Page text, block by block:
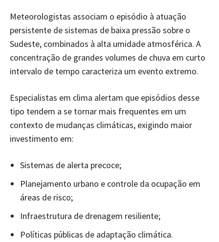
Meteorologistas associam o episódio à atuação
persistente de sistemas de baixa pressão sobre o
Sudeste, combinados à alta umidade atmosférica. A
concentração de grandes volumes de chuva em curto
intervalo de tempo caracteriza um evento extremo.
Especialistas em clima alertam que episódios desse
tipo tendem a se tornar mais frequentes em um
contexto de mudanças climáticas, exigindo maior
investimento em:
Sistemas de alerta precoce;
Planejamento urbano e controle da ocupação em
áreas de risco;
Infraestrutura de drenagem resiliente;
Políticas públicas de adaptação climática.